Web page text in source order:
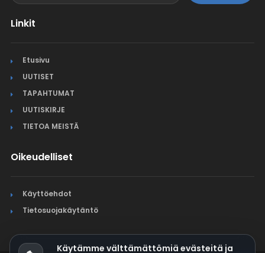
Linkit
Etusivu
UUTISET
TAPAHTUMAT
UUTISKIRJE
TIETOA MEISTÄ
Oikeudelliset
Käyttöehdot
Tietosuojakäytäntö
Käytämme välttämättömiä evästeitä ja